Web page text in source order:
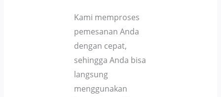
Kami memproses
pemesanan Anda
dengan cepat,
sehingga Anda bisa
langsung
menggunakan